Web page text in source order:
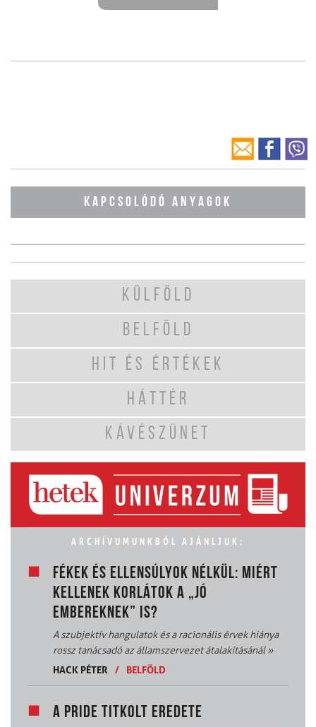
KAPCSOLÓDÓ ANYAGOK
KÜLFÖLD
BELFÖLD
HIT ÉS ÉRTÉKEK
HÁTTÉR
KÁVÉSZÜNET
ARCHÍVUMUNKBÓL AJÁNLJUK:
FÉKEK ÉS ELLENSÚLYOK NÉLKÜL: MIÉRT
KELLENEK KORLÁTOK A „JÓ
EMBEREKNEK” IS?
A szubjektív hangulatok és a racionális érvek hiánya
rossz tanácsadó az államszervezet átalakításánál»
HACK PÉTER
/ BELFÖLD
A PRIDE TITKOLT EREDETE